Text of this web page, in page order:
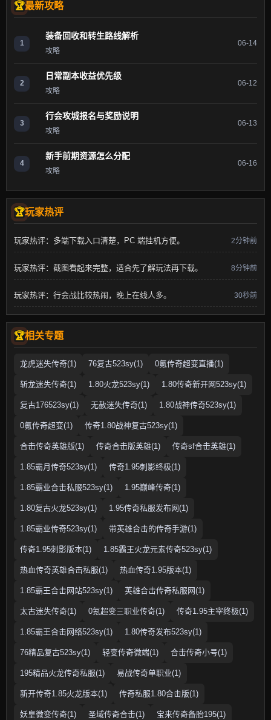
最新攻略
1
装备回收和转生路线解析
攻略
06-14
2
日常副本收益优先级
攻略
06-12
3
行会攻城报名与奖励说明
攻略
06-13
4
新手前期资源怎么分配
攻略
06-16
玩家热评
玩家热评：多端下载入口清楚，PC 端挂机方便。 2分钟前
玩家热评：截图看起来完整，适合先了解玩法再下载。 8分钟前
玩家热评：行会战比较热闹，晚上在线人多。 30秒前
相关专题
龙虎迷失传奇(1) 76复古523sy(1) 0氪传奇超变直播(1)
斩龙迷失传奇(1) 1.80火龙523sy(1) 1.80传奇新开网523sy(1)
复古176523sy(1) 无赦迷失传奇(1) 1.80战神传奇523sy(1)
0氪传奇超变(1) 传奇1.80战神复古523sy(1)
合击传奇英雄版(1) 传奇合击版英雄(1) 传奇sf合击英雄(1)
1.85霸月传奇523sy(1) 传奇1.95刺影终极(1)
1.85霸业合击私服523sy(1) 1.95巅峰传奇(1)
1.80复古火龙523sy(1) 1.95传奇私服发布网(1)
1.85霸业传奇523sy(1) 带英雄合击的传奇手游(1)
传奇1.95刺影版本(1) 1.85霸王火龙元素传奇523sy(1)
热血传奇英雄合击私服(1) 热血传奇1.95版本(1)
1.85霸王合击网站523sy(1) 英雄合击传奇私服网(1)
太古迷失传奇(1) 0氪超变三职业传奇(1) 传奇1.95主宰终极(1)
1.85霸王合击网络523sy(1) 1.80传奇发布523sy(1)
76精品复古523sy(1) 轻变传奇微端(1) 合击传奇小号(1)
195精品火龙传奇私服(1) 易战传奇单职业(1)
新开传奇1.85火龙版本(1) 传奇私服1.80合击版(1)
妖皇微变传奇(1) 圣域传奇合击(1) 宝来传奇备胎195(1)